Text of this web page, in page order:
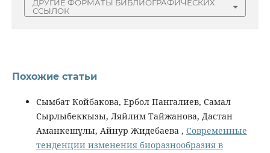
ДРУГИЕ ФОРМАТЫ БИБЛИОГРАФИЧЕСКИХ
ССЫЛОК
Похожие статьи
Сымбат Койбакова, Ербол Пангалиев, Самал
Сырлыбеккызы, Ляйлим Тайжанова, Дастан
Аманкешұлы, Айнур Жидебаева , Современные
тенденции изменения биоразнообразия в